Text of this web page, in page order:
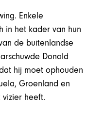
Enkele
in het kader van hun
de buitenlandse
Donald
hij moet ophouden
Groenland en
heeft.